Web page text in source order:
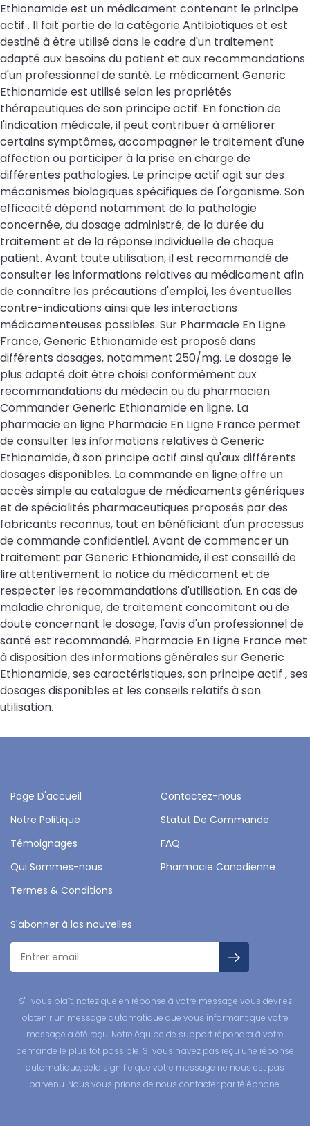
Ethionamide est un médicament contenant le principe
actif . Il fait partie de la catégorie Antibiotiques et est
destiné à être utilisé dans le cadre d'un traitement
adapté aux besoins du patient et aux recommandations
d'un professionnel de santé. Le médicament Generic
Ethionamide est utilisé selon les propriétés
thérapeutiques de son principe actif. En fonction de
l'indication médicale, il peut contribuer à améliorer
certains symptômes, accompagner le traitement d'une
affection ou participer à la prise en charge de
différentes pathologies. Le principe actif agit sur des
mécanismes biologiques spécifiques de l'organisme. Son
efficacité dépend notamment de la pathologie
concernée, du dosage administré, de la durée du
traitement et de la réponse individuelle de chaque
patient. Avant toute utilisation, il est recommandé de
consulter les informations relatives au médicament afin
de connaître les précautions d'emploi, les éventuelles
contre-indications ainsi que les interactions
médicamenteuses possibles. Sur Pharmacie En Ligne
France, Generic Ethionamide est proposé dans
différents dosages, notamment 250/mg. Le dosage le
plus adapté doit être choisi conformément aux
recommandations du médecin ou du pharmacien.
Commander Generic Ethionamide en ligne. La
pharmacie en ligne Pharmacie En Ligne France permet
de consulter les informations relatives à Generic
Ethionamide, à son principe actif ainsi qu'aux différents
dosages disponibles. La commande en ligne offre un
accès simple au catalogue de médicaments génériques
et de spécialités pharmaceutiques proposés par des
fabricants reconnus, tout en bénéficiant d'un processus
de commande confidentiel. Avant de commencer un
traitement par Generic Ethionamide, il est conseillé de
lire attentivement la notice du médicament et de
respecter les recommandations d'utilisation. En cas de
maladie chronique, de traitement concomitant ou de
doute concernant le dosage, l'avis d'un professionnel de
santé est recommandé. Pharmacie En Ligne France met
à disposition des informations générales sur Generic
Ethionamide, ses caractéristiques, son principe actif , ses
dosages disponibles et les conseils relatifs à son
utilisation.
Page D'accueil
Contactez-nous
Notre Politique
Statut De Commande
Témoignages
FAQ
Qui Sommes-nous
Pharmacie Canadienne
Termes & Conditions
S'abonner à las nouvelles
S'il vous plaît, notez que en réponse à votre message vous devriez
obtenir un message automatique que vous informant que votre
message a été reçu. Notre équipe de support répondra à votre
demande le plus tôt possible. Si vous n'avez pas reçu une réponse
automatique, cela signifie que votre message ne nous est pas
parvenu. Nous vous prions de nous contacter par téléphone.